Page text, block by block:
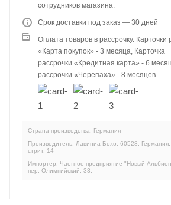
сотрудников магазина.
Срок доставки под заказ — 30 дней
Оплата товаров в рассрочку. Карточки
«Карта покупок» - 3 месяца, Карточка
рассрочки «Кредитная карта» - 6
рассрочки «Черепаха» - 8 месяцев.
Страна производства: Германия
Производитель: Лавиниа Бохо, 60528,
стрит, 14
Импортер: Частное предприятие "Новый
пер. Олимпийский, 33.